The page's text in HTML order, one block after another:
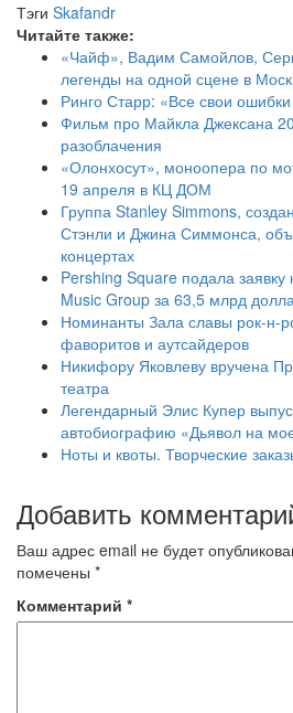
Тэги Skafandr
Читайте также:
«Чайф», Вадим Самойлов,
легенды на одной сцене в
Ринго Старр: «Все свои
Фильм про Майкла Джексана
разоблачения
«Олонхосут», моноопера по
19 апреля в КЦ ДОМ
Группа Stanley Simmons,
Стэнли и Джина Симмонса,
концертах
Pershing Square подала заявку
Music Group за 63,5 млрд
Номинанты Зала славы рок-н-
фаворитов и аутсайдеров
Никифору Яковлеву вручена
театра
Легендарный Элис Купер
автобиографию «Дьявол на
Ноты и квоты. Творческие
Добавить
Ваш адрес email не будет
помечены *
Комментарий *